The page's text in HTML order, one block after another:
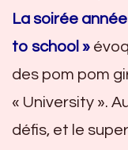
La soirée
to school »
des pom pom
« University ».
défis, et le